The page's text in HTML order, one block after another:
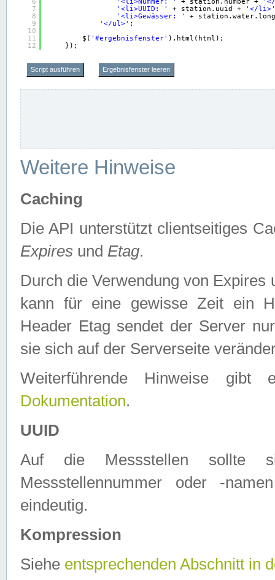
7
8
9
10
11
12
'<li>UUID: '
+ station.uuid +
'</li>'
'<li>Gewässer: '
+
'</ul>' ;
$( '#ergebnisfenster' ).html(html);
});
Script ausführen Ergebnisfenster leeren
Weitere Hinweise
Caching
Die API unterstützt clientseitiges
Expires und Etag.
Durch die Verwendung von
kann für eine gewisse Zeit ein
Header Etag sendet der Server
sie sich auf der Serverseite
Weiterführende Hinweise
Dokumentation.
UUID
Auf die Messstellen sollte
Messstellennummer oder -
eindeutig.
Kompression
Siehe entsprechenden Abschnitt in